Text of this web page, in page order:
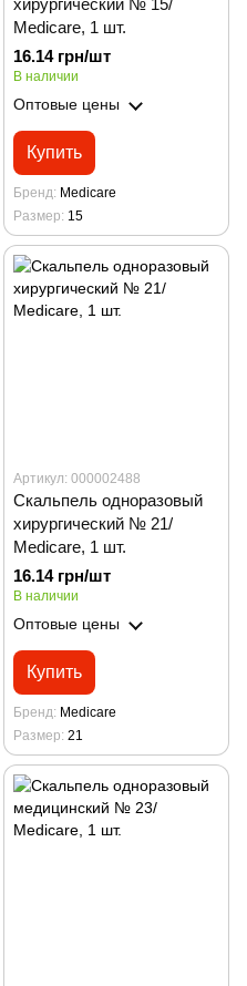
Medicare, 1 шт.
16.14 грн/шт
В наличии
Оптовые цены
Купить
Бренд Medicare
Размер 15
Артикул: 000002488
Скальпель одноразовый
хирургический № 21/
Medicare, 1 шт.
16.14 грн/шт
В наличии
Оптовые цены
Купить
Бренд Medicare
Размер 21